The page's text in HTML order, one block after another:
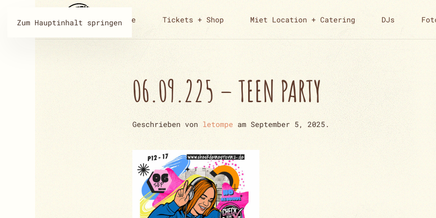
Zum Hauptinhalt springenHome Tickets + Shop Miet Location + Catering DJs
06.09.225 – TEEN PARTY
Geschrieben vonletompe am September 5, 2025 .